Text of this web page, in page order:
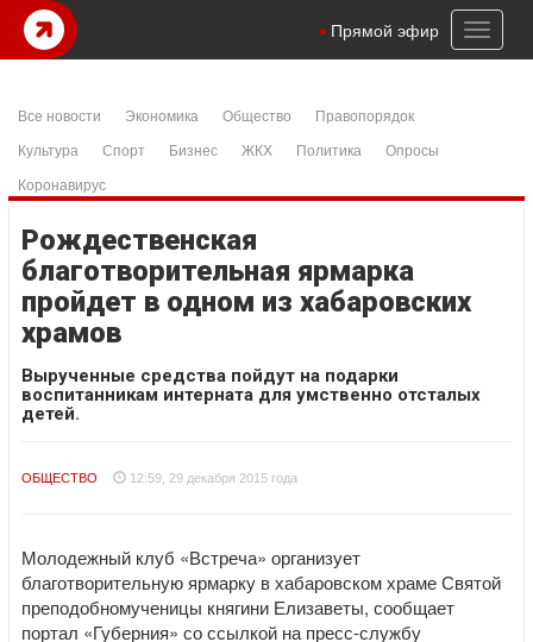
Toggle
Прямой эфир
Все новости Экономика Общество
Правопорядок
Культура
Спорт Бизнес ЖКХ Политика
Опросы
Коронавирус
Рождественская
благотворительная ярмарка
пройдет в одном из хабаровских
храмов
Вырученные средства пойдут на подарки
воспитанникам интерната для умственно отсталых
детей.
ОБЩЕСТВО 12:59, 29 декабря 2015 года
Молодежный клуб «Встреча» организует
благотворительную ярмарку в хабаровском храме Святой
преподобномученицы княгини Елизаветы, сообщает
портал «Губерния» со ссылкой на пресс-службу